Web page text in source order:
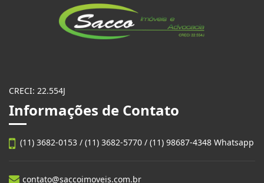
CRECI: 22.554J
Informações de Contato
(11) 3682-0153 / (11) 3682-5770 / (11) 98687-4348 Whatsapp
contato@saccoimoveis.com.br